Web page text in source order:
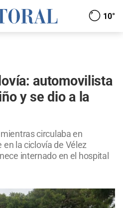
10°
automovilista
y se dio a la
circulaba en
la ciclovía de Vélez
internado en el hospital